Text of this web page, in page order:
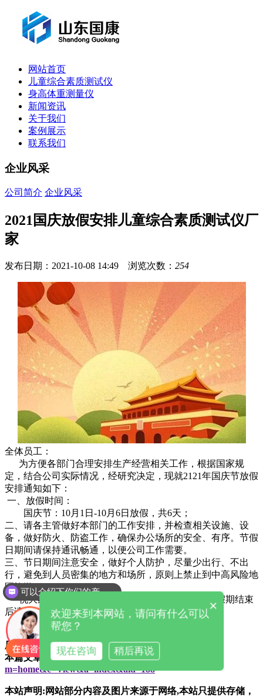
网站首页
儿童综合素质测试仪
身高体重测量仪
新闻资讯
关于我们
案例展示
联系我们
企业风采
公司简介 企业风采
2021国庆放假安排儿童综合素质测试仪厂
家
发布日期：2021-10-08 14:49 浏览次数： 254
全体员工：
为方便各部门合理安排生产经营相关工作，根据国家规
定，结合公司实际情况，经研究决定，现就2121年国庆节放假
安排通知如下：
一、放假时间：
国庆节：10月1日-10月6日放假，共6天；
二、请各主管做好本部门的工作安排，并检查相关设施、设
备，做好防火、防盗工作，确保办公场所的安全、有序。节假
日期间请保持通讯畅通，以便公司工作需要。
三、节日期间注意安全，做好个人防护，尽量少出行、不出
行，避免到人员密集的地方和场所，原则上禁止到中高风险地
区旅游。
祝大家度过一个文明、安全、快乐的国庆假期，假期结束
后请按时回到工作岗位，不得无姑请假。
厂家咨询电话：136 1637 9298（微信同号）
本篇文章网址：/index.php?
m=home&c=View&a=index&aid=188
本站声明:网站部分内容及图片来源于网络,本站只提供存储，
可以介绍下你们的产品么
×
欢迎来到本网站，请问有什么可以
帮您？
现在咨询 稍后再说